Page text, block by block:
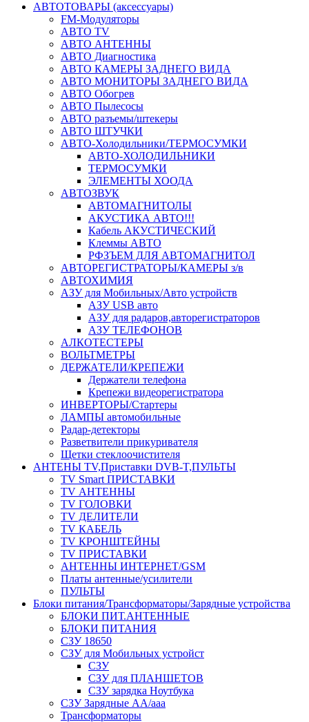
АВТОТОВАРЫ (аксессуары)
FM-Модуляторы
АВТО TV
АВТО АНТЕННЫ
АВТО Диагностика
АВТО КАМЕРЫ ЗАДНЕГО ВИДА
АВТО МОНИТОРЫ ЗАДНЕГО ВИДА
АВТО Обогрев
АВТО Пылесосы
АВТО разъемы/штекеры
АВТО ШТУЧКИ
АВТО-Холодильники/ТЕРМОСУМКИ
АВТО-ХОЛОДИЛЬНИКИ
ТЕРМОСУМКИ
ЭЛЕМЕНТЫ ХООДА
АВТОЗВУК
АВТОМАГНИТОЛЫ
АКУСТИКА АВТО!!!
Кабель АКУСТИЧЕСКИЙ
Клеммы АВТО
РФЗЪЕМ ДЛЯ АВТОМАГНИТОЛ
АВТОРЕГИСТРАТОРЫ/КАМЕРЫ з/в
АВТОХИМИЯ
АЗУ для Мобильных/Авто устройств
АЗУ USB авто
АЗУ для радаров,авторегистраторов
АЗУ ТЕЛЕФОНОВ
АЛКОТЕСТЕРЫ
ВОЛЬТМЕТРЫ
ДЕРЖАТЕЛИ/КРЕПЕЖИ
Держатели телефона
Крепежи видеорегистратора
ИНВЕРТОРЫ/Стартеры
ЛАМПЫ автомобильные
Радар-детекторы
Разветвители прикуривателя
Щетки стеклоочистителя
АНТЕНЫ ТV,Приставки DVB-T,ПУЛЬТЫ
TV Smart ПРИСТАВКИ
TV АНТЕННЫ
TV ГОЛОВКИ
TV ДЕЛИТЕЛИ
TV КАБЕЛЬ
TV КРОНШТЕЙНЫ
TV ПРИСТАВКИ
АНТЕННЫ ИНТЕРНЕТ/GSM
Платы антенные/усилители
ПУЛЬТЫ
Блоки питания/Трансформаторы/Зарядные устройства
БЛОКИ ПИТ.АНТЕННЫЕ
БЛОКИ ПИТАНИЯ
СЗУ 18650
СЗУ для Мобильных устройст
СЗУ
СЗУ для ПЛАНШЕТОВ
СЗУ зарядка Ноутбука
СЗУ Зарядные АА/ааа
Трансформаторы